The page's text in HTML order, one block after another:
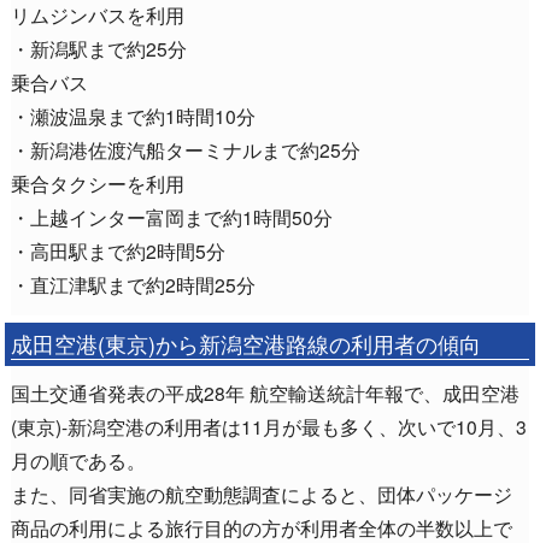
リムジンバスを利用
・新潟駅まで約25分
乗合バス
・瀬波温泉まで約1時間10分
・新潟港佐渡汽船ターミナルまで約25分
乗合タクシーを利用
・上越インター富岡まで約1時間50分
・高田駅まで約2時間5分
・直江津駅まで約2時間25分
成田空港(東京)から新潟空港路線の利用者の傾向
国土交通省発表の平成28年 航空輸送統計年報で、成田空港
(東京)-新潟空港の利用者は11月が最も多く、次いで10月、3
月の順である。
また、同省実施の航空動態調査によると、団体パッケージ
商品の利用による旅行目的の方が利用者全体の半数以上で